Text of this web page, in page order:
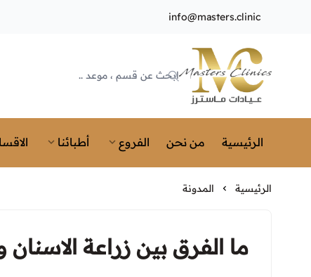
info@masters.clinic
Masters Clinics
الرئيسية من نحن الفروع أطبائنا
الرئيسية المدونة
ما الفرق بين زراعة الاسنان